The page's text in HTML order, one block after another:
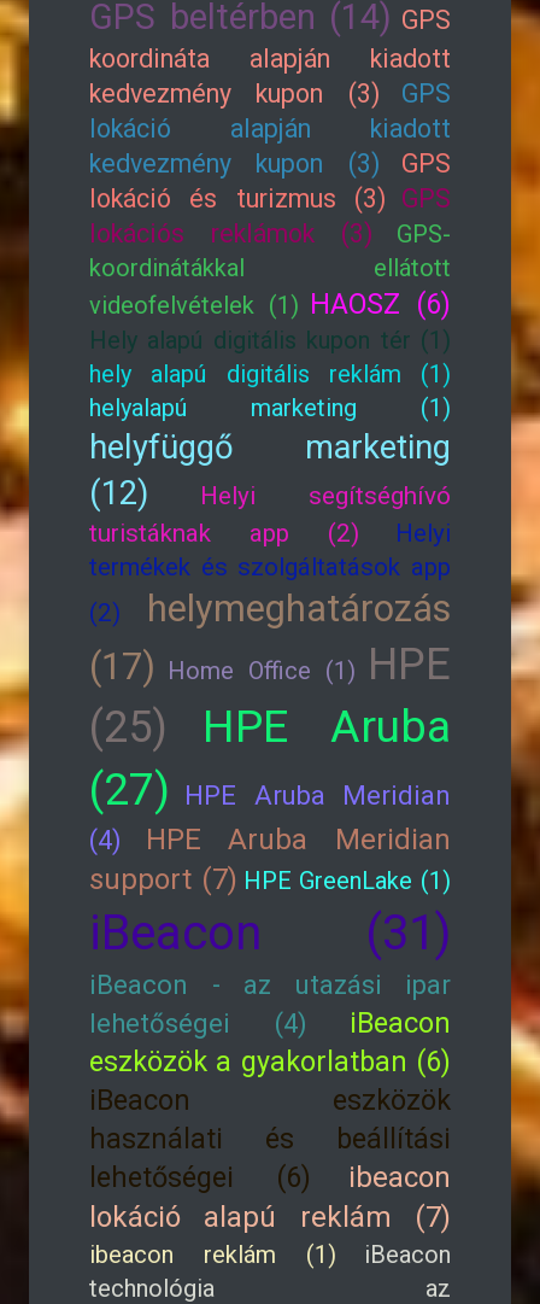
GPS beltérben (14) GPS
koordináta alapján kiadott
kedvezmény kupon (3)
GPS
lokáció alapján kiadott
kedvezmény kupon (3)
GPS
lokáció és turizmus (3) GPS
lokációs reklámok (3)
GPS-
koordinátákkal ellátott
videofelvételek (1) HAOSZ (6)
Hely alapú digitális kupon tér (1)
hely alapú digitális reklám (1)
helyalapú marketing (1)
helyfüggő marketing
(12)
Helyi segítséghívó
turistáknak app (2)
Helyi
termékek és szolgáltatások app
(2)
helymeghatározás
(17) Home Office (1) HPE
(25)
HPE Aruba
(27)
HPE Aruba Meridian
(4)
HPE Aruba Meridian
support (7) HPE GreenLake (1)
iBeacon (31)
iBeacon - az utazási ipar
lehetőségei (4)
iBeacon
eszközök a gyakorlatban (6)
iBeacon eszközök
használati és beállítási
lehetőségei (6)
ibeacon
lokáció alapú reklám (7)
ibeacon reklám (1)
iBeacon
technológia az